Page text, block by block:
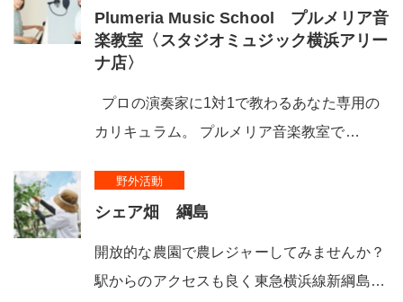
Plumeria Music School プルメリア音
楽教室〈スタジオミュジック横浜アリー
ナ店〉
プロの演奏家に1対1で教わるあなた専用の
カリキュラム。 プルメリア音楽教室で…
野外活動
シェア畑 綱島
開放的な農園で農レジャーしてみませんか？
駅からのアクセスも良く東急横浜線新綱島…